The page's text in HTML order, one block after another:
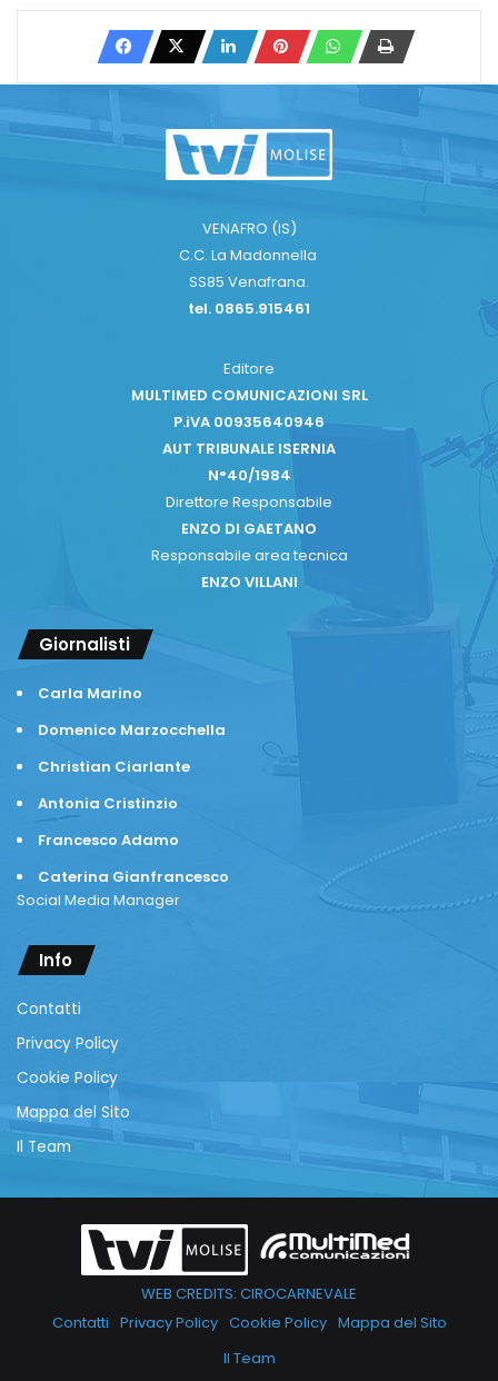
VENAFRO (IS)
C.C. La Madonnella
SS85 Venafrana.
tel. 0865.915461
Editore
MULTIMED COMUNICAZIONI SRL
P.iVA 00935640946
AUT TRIBUNALE ISERNIA
N°40/1984
Direttore Responsabile
ENZO DI GAETANO
Responsabile area tecnica
ENZO VILLANI
Giornalisti
Carla Marino
Domenico Marzocchella
Christian Ciarlante
Antonia Cristinzio
Francesco Adamo
Caterina Gianfrancesco
Social Media Manager
Info
Contatti
Privacy Policy
Cookie Policy
Mappa del Sito
Il Team
WEB CREDITS: CIROCARNEVALE
Contatti Privacy Policy Cookie Policy Mappa del Sito
Il Team